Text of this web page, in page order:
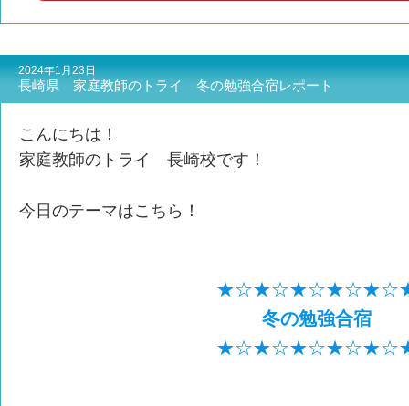
2024年1月23日
長崎県 家庭教師のトライ 冬の勉強合宿レポート
こんにちは！
家庭教師のトライ 長崎校です！
今日のテーマはこちら！
冬の勉強合宿